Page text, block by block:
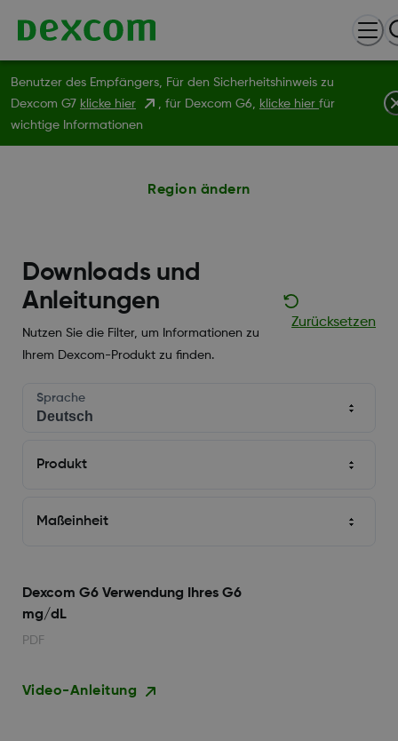
Benutzer des Empfängers, Für den Sicherheitshinweis zu
Dexcom G7 klicke hier , für Dexcom G6, klicke hier für
wichtige Informationen
Region ändern
Downloads und
Anleitungen
Nutzen Sie die Filter, um Informationen zu
Ihrem Dexcom-Produkt zu finden.
Zurücksetzen
Sprache
Produkt
Maßeinheit
Dexcom G6 Verwendung Ihres G6
mg/dL
PDF
Video-Anleitung